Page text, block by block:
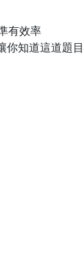
有效率
你知道這道題